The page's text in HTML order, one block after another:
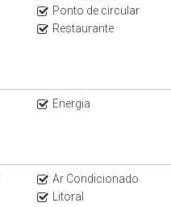
Ponto de circular
Restaurante
Energia
Ar Condicionado
Litoral